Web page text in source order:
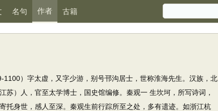
名句 作者 古籍
1100）字太虚，又字少游，别号邗沟居士，世称淮海先生。汉族，北
苏）人，官至太学博士，国史馆编修。秦观一 生坎坷，所写诗词，
托身世，感人至深。秦观生前行踪所至之处，多有遗迹。如浙江杭